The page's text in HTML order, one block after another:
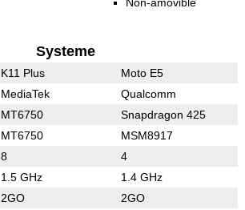
Systeme
K11 Plus Moto E5
MediaTek Qualcomm
MT6750 Snapdragon 425
MT6750 MSM8917
8 4
1.5 GHz 1.4 GHz
2GO 2GO